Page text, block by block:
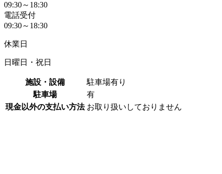
09:30～18:30
電話受付
09:30～18:30
休業日
日曜日・祝日
施設・設備
駐車場有り
駐車場
有
現金以外の支払い方法 お取り扱いしておりません